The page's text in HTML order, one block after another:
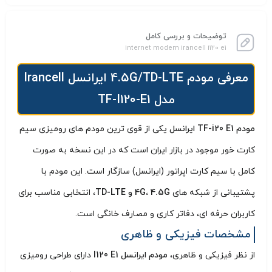
توضیحات و بررسی کامل
internet modem irancell i120 e1
معرفی مودم 4.5G/TD-LTE ایرانسل Irancell
مدل TF-I120-E1
مودم TF-i20 E1 ایرانسل
یکی از قوی‌ ترین مودم‌ های رومیزی سیم‌
کارت‌ خور موجود در بازار ایران است که در این نسخه به‌ صورت
کامل با سیم‌ کارت اپراتور (ایرانسل) سازگار است. این مودم با
پشتیبانی از شبکه‌ های
، انتخابی مناسب برای
کاربران حرفه‌ ای، دفاتر کاری و مصارف خانگی است.
مشخصات فیزیکی و ظاهری
از نظر فیزیکی و ظاهری، مودم ایرانسل I120 E1
دارای طراحی رومیزی